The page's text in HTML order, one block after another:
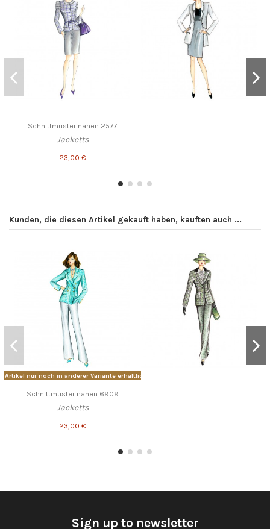
Schnittmuster nähen 2577
Jacketts
23,00 €
Kunden, die diesen Artikel gekauft haben, kauften auch ...
Artikel nur noch in anderer Variante erhältlich
Schnittmuster nähen 6909
Jacketts
23,00 €
Sign up to newsletter